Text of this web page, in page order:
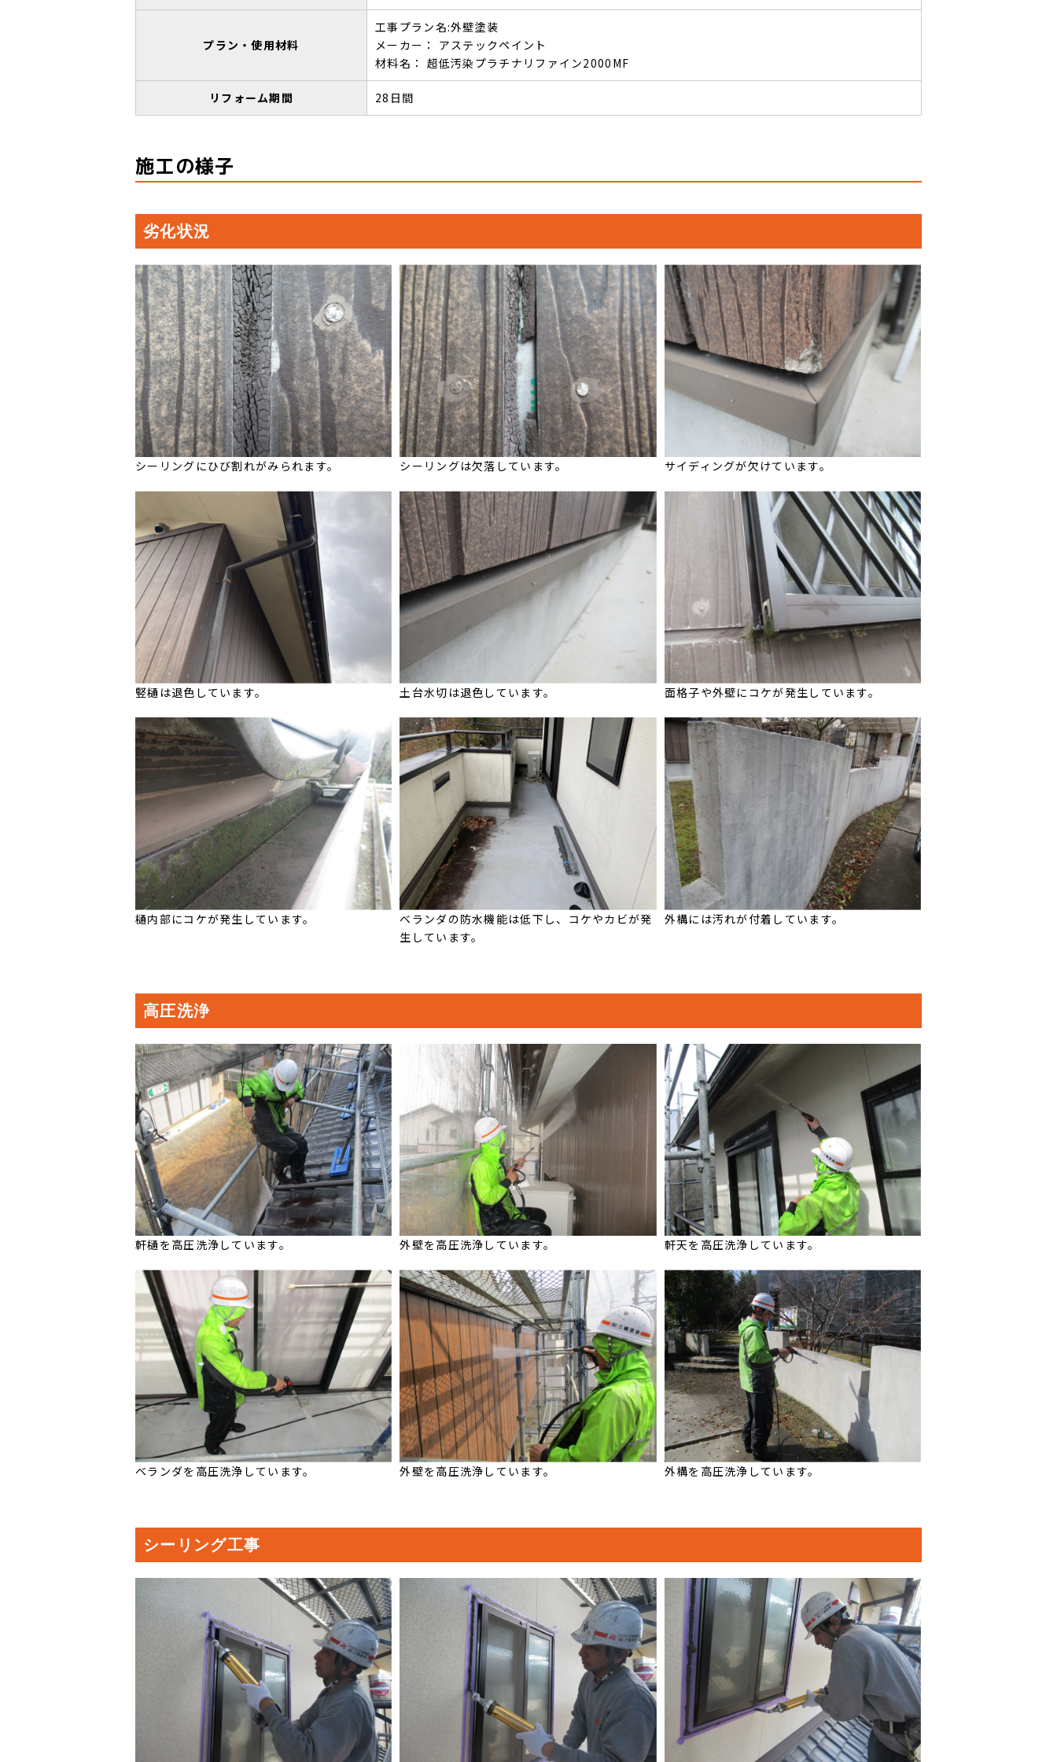
プラン・使用材料
工事プラン名:外壁塗装
メーカー： アステックペイント
材料名： 超低汚染プラチナリファイン2000MF
リフォーム期間 28日間
施工の様子
劣化状況
シーリングにひび割れがみられます。 シーリングは欠落しています。 サイディングが欠けています。
竪樋は退色しています。 土台水切は退色しています。 面格子や外壁にコケが発生しています。
樋内部にコケが発生しています。
ベランダの防水機能は低下し、コケやカビが発
生しています。
外構には汚れが付着しています。
高圧洗浄
軒樋を高圧洗浄しています。 外壁を高圧洗浄しています。 軒天を高圧洗浄しています。
ベランダを高圧洗浄しています。 外壁を高圧洗浄しています。 外構を高圧洗浄しています。
シーリング工事